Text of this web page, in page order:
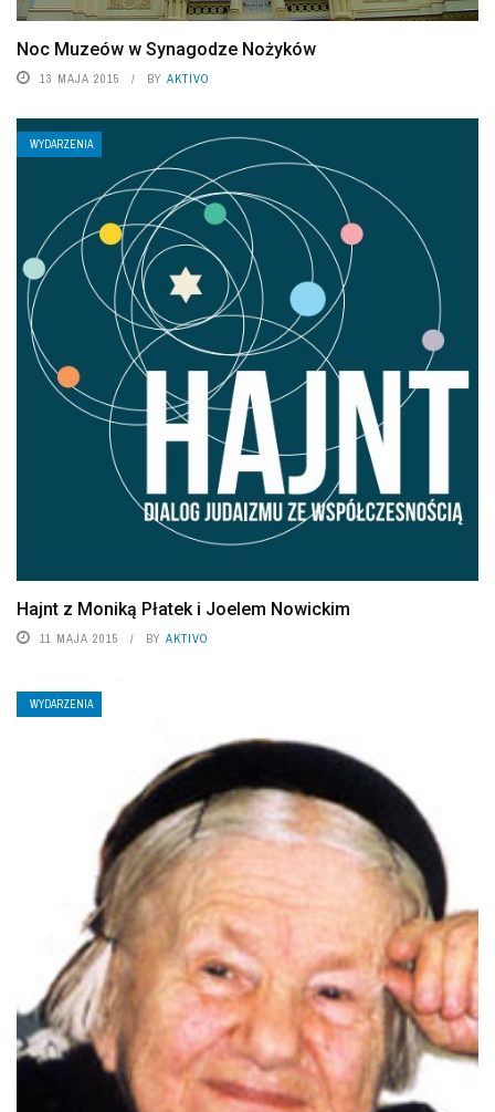
Noc Muzeów w Synagodze Nożyków
13 MAJA 2015 BY AKTIVO
WYDARZENIA
Hajnt z Moniką Płatek i Joelem Nowickim
11 MAJA 2015 BY AKTIVO
WYDARZENIA